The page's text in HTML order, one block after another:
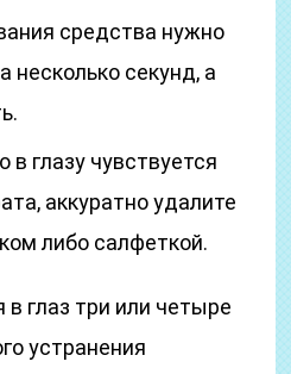
средства нужно
несколько секунд, а
в глазу чувствуется
аккуратно удалите
либо салфеткой.
глаз три или четыре
устранения